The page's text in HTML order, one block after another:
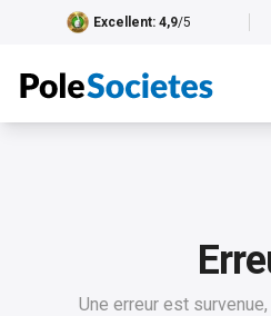
Excellent: 4,9/5
Une erreur est